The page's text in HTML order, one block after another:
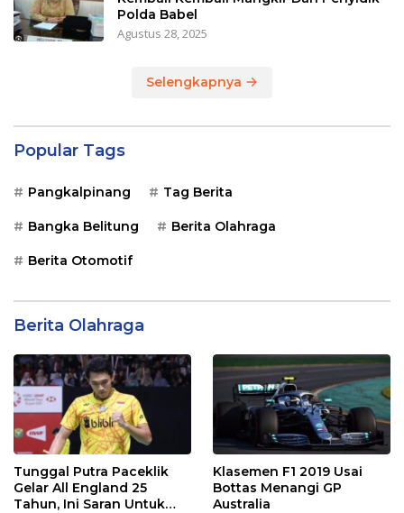
Polda Babel
Agustus 28, 2025
Selengkapnya
Popular Tags
Pangkalpinang Tag Berita
Bangka Belitung Berita Olahraga
Berita Otomotif
Berita Olahraga
Tunggal Putra Paceklik
Gelar All England 25
Tahun, Ini Saran Untuk
Klasemen F1 2019 Usai
Bottas Menangi GP
Australia